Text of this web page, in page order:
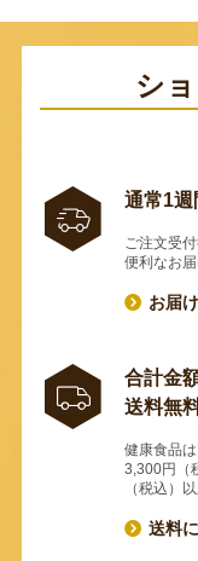
シ
通常1週
ご注文受
便利なお
お届
合計金
送料無
健康食品
3,300円（
（税込）
送料